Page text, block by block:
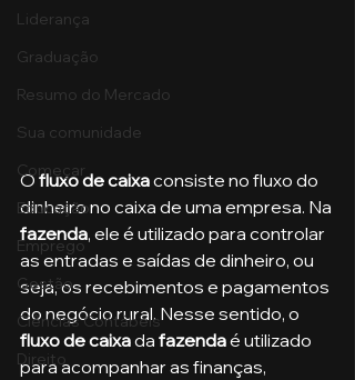
Liderança
Graduação
Resumo do Mercado
Sua comunidade
Começar
Educação
Emprego
Gestão
Ciências Contábeis
Direito
O fluxo de caixa consiste no fluxo do
dinheiro no caixa de uma empresa. Na
fazenda, ele é utilizado para controlar
as entradas e saídas de dinheiro, ou
seja, os recebimentos e pagamentos
do negócio rural. Nesse sentido, o
fluxo de caixa da fazenda é utilizado
para acompanhar as finanças,